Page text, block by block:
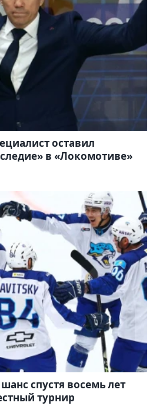
оставил
в «Локомотиве»
спустя восемь лет
турнир